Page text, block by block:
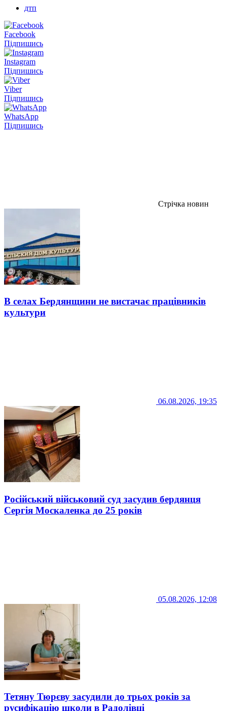
дтп
Facebook
Підпишись
Instagram
Підпишись
Viber
Підпишись
WhatsApp
Підпишись
Стрічка новин
В селах Бердянщини не вистачає працівників
культури
06.08.2026, 19:35
Російський військовий суд засудив бердянця
Сергія Москаленка до 25 років
05.08.2026, 12:08
Тетяну Тюрєву засудили до трьох років за
русифікацію школи в Радолівці